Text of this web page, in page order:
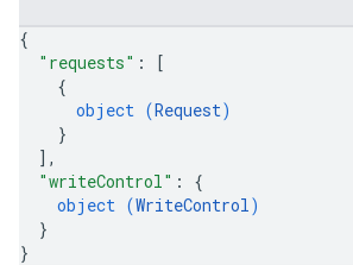
{
"requests" :
[
{
object (Request)
}
] ,
"writeControl" : {
object (WriteControl)
}
}